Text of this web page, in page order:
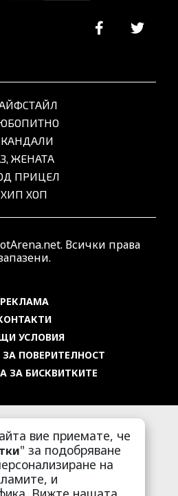
вие приемате, че
" за подобряване
на
и
ЖЕНАТА
ПРИЦЕЛ
ХИП ХОП
Всички права
РЕКЛАМА
УСЛОВИЯ
ПОВЕРИТЕЛНОСТ
ЗА БИСКВИТКИТЕ